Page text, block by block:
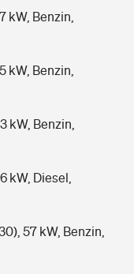
kW, Benzin,
kW, Benzin,
kW, Benzin,
kW, Diesel,
57 kW, Benzin,